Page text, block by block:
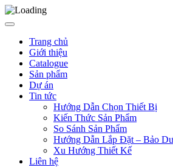
Trang chủ
Giới thiệu
Catalogue
Sản phẩm
Dự án
Tin tức
Hướng Dẫn Chọn Thiết Bị
Kiến Thức Sản Phẩm
So Sánh Sản Phẩm
Hướng Dẫn Lắp Đặt – Bảo
Xu Hướng Thiết Kế
Liên hệ